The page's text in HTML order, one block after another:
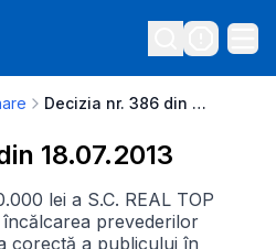
Decizia nr. 386 din 18.07.2013
18.07.2013
lei a S.C. REAL TOP
prevederilor
corectă a publicului în